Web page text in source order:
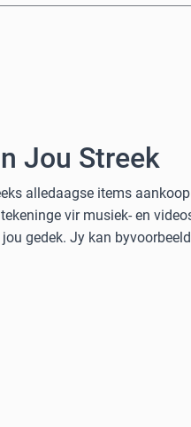
Jou Streek
alledaagse items
vir musiek- en
gedek. Jy kan